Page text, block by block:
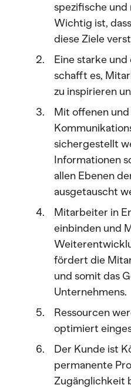
spezifische und
Wichtig ist,
diese Ziele
Eine starke
schafft es,
zu inspirieren
Mit offenen
sichergestellt
Informationen
allen Ebenen
ausgetauscht
Mitarbeiter in
einbinden und
fördert die
und somit das
Unternehmens.
Ressourcen
optimiert
Der Kunde ist
permanente
Zugänglichkeit